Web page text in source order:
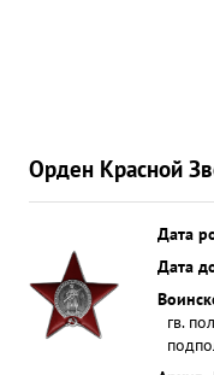
Орден Красной
Дата
Дата
гв.